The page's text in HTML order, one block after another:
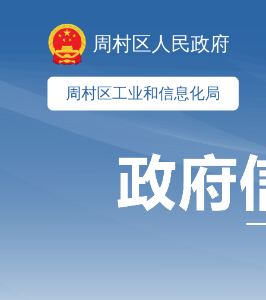
周村区人民政府
周村区工业和信息化局